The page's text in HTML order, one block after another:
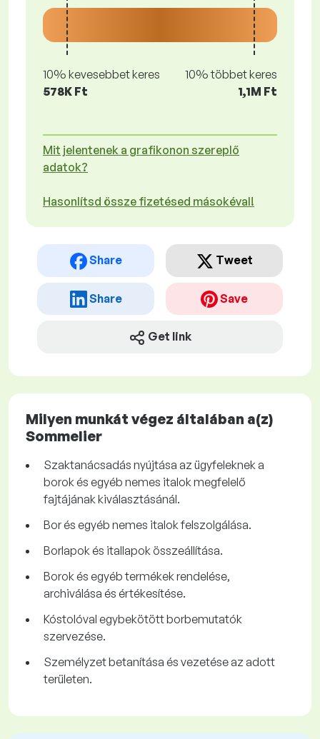
10% kevesebbet keres
578K Ft
10% többet keres
1,1M Ft
Mit jelentenek a grafikonon szereplő
adatok?
Hasonlítsd össze fizetésed másokéval!
Share Tweet
Share Save
Get link
Milyen munkát végez általában a(z)
Sommelier
Szaktanácsadás nyújtása az ügyfeleknek a
borok és egyéb nemes italok megfelelő
fajtájának kiválasztásánál.
Bor és egyéb nemes italok felszolgálása.
Borlapok és itallapok összeállítása.
Borok és egyéb termékek rendelése,
archiválása és értékesítése.
Kóstolóval egybekötött borbemutatók
szervezése.
Személyzet betanítása és vezetése az adott
területen.